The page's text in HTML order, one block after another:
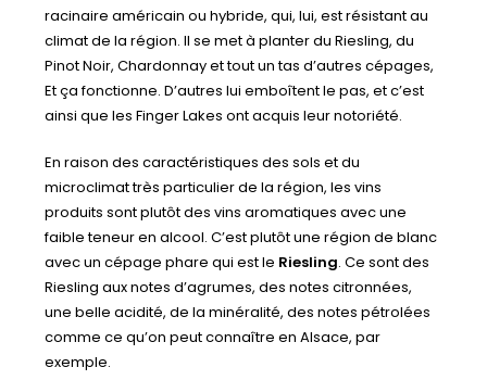
racinaire américain ou hybride, qui, lui, est résistant au
climat de la région. Il se met à planter du Riesling, du
Pinot Noir, Chardonnay et tout un tas d’autres cépages,
Et ça fonctionne. D’autres lui emboîtent le pas, et c’est
ainsi que les Finger Lakes ont acquis leur notoriété.
En raison des caractéristiques des sols et du
microclimat très particulier de la région, les vins
produits sont plutôt des vins aromatiques avec une
faible teneur en alcool. C’est plutôt une région de blanc
avec un cépage phare qui est le Riesling. Ce sont des
Riesling aux notes d’agrumes, des notes citronnées,
une belle acidité, de la minéralité, des notes pétrolées
comme ce qu’on peut connaître en Alsace, par
exemple.